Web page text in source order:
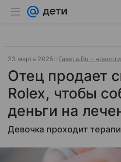
23 марта 2025 Газета.Ru - новости
Отец продает
Rolex, чтобы
деньги на
Девочка проходит